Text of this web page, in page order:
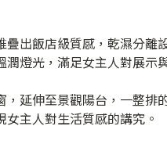
出飯店級質感，乾濕分離
燈光，滿足女主人對展示
延伸至景觀陽台，一整排
主人對生活質感的講究。